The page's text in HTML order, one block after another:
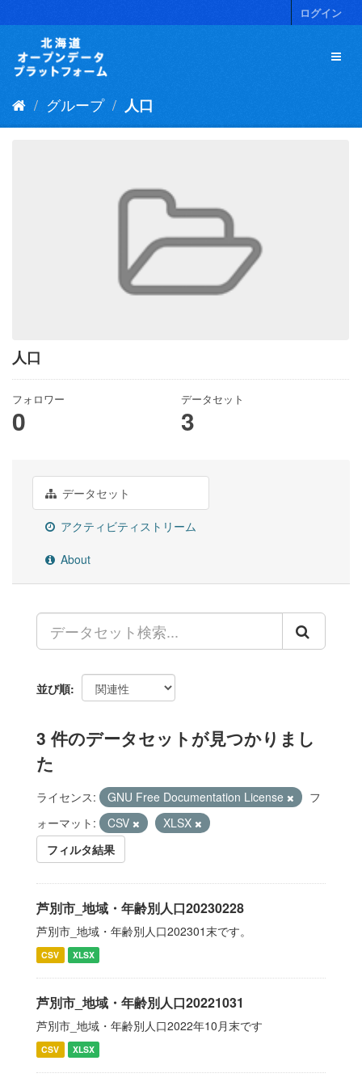
キ
ログイン
グループ 人口
人口
フォロワー
0
データセット
3
データセット
アクティビティストリーム
About
並び順
3 件のデータセットが見つかりまし
た
ライセンス: GNU Free Documentation License
フ
ォーマット:
CSV
XLSX
フィルタ結果
芦別市_地域・年齢別人口20230228
芦別市_地域・年齢別人口202301末です。
CSV XLSX
芦別市_地域・年齢別人口20221031
芦別市_地域・年齢別人口2022年10月末です
CSV XLSX